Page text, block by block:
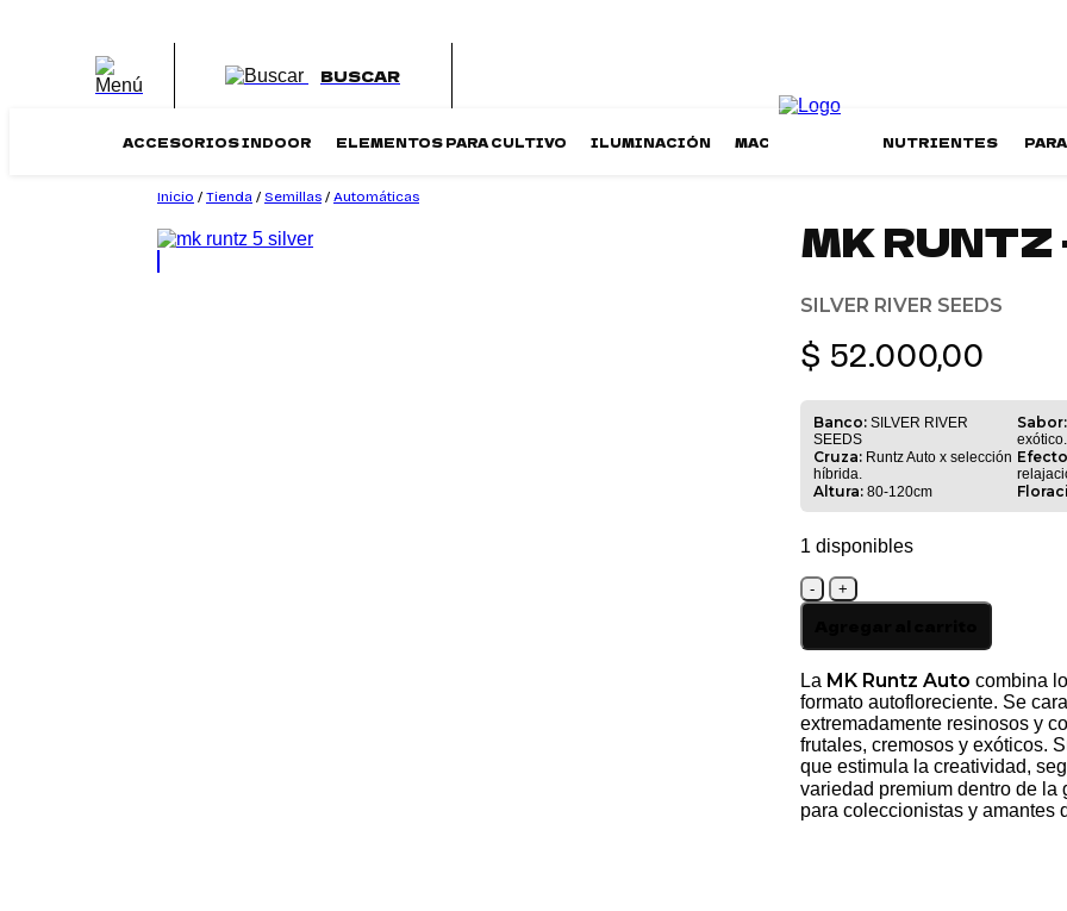
BUSCAR
ACCESORIOS INDOOR ELEMENTOS PARA CULTIVO ILUMINACIÓN MACETAS NUTRIENTES
Inicio / Tienda / Semillas / Automáticas
MK RUNTZ
SILVER RIVER SEEDS
$ 52.000,00
Banco:SILVER RIVER
SEEDS
Cruza:Runtz Auto x selección
híbrida.
Altura:80-120cm
Sabor:
exótico.
1 disponibles
MK
RUNTZ
5
cantidad
La MK Runtz Auto combina
formato autofloreciente. Se
extremadamente resinosos y
frutales, cremosos y exóticos.
que estimula la creatividad,
variedad premium dentro de la
para coleccionistas y amantes